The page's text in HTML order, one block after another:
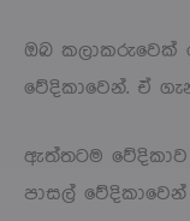
ඔබ කලාකරුවෙක්
වේදිකාවෙන්. ඒ
ඇත්තටම
පාසල්